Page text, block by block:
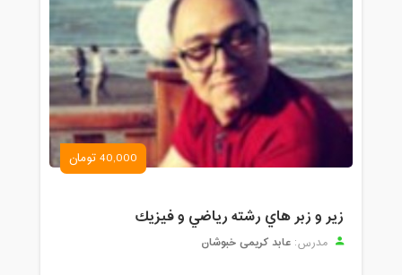
40,000 تومان
زير و زبر هاي رشته رياضي و فيزيك
مدرس: عابد کریمی خبوشان